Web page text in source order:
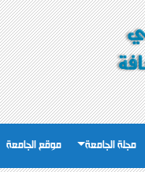
مجلة الجامعة موقع الجامعة